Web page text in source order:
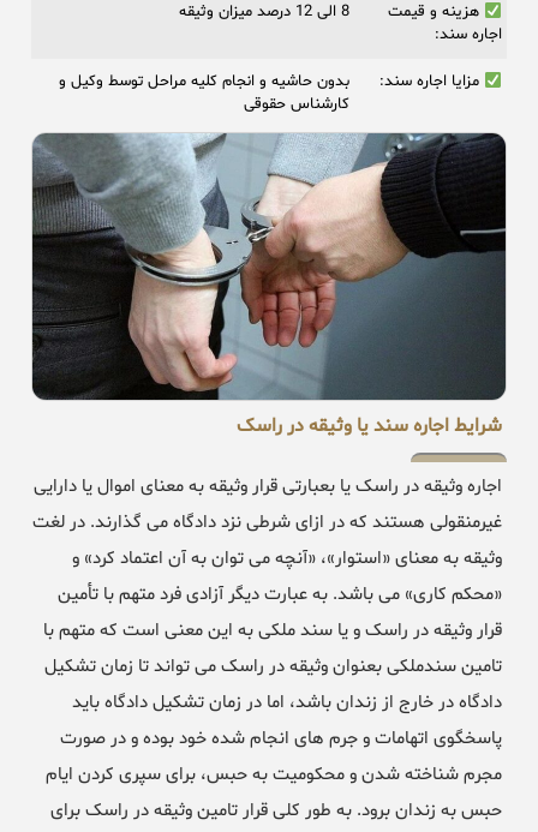
هزینه و قیمت
اجاره سند:
8 الی 12 درصد میزان وثیقه
مزایا اجاره سند:
بدون حاشیه و انجام کلیه مراحل توسط وکیل و
کارشناس حقوقی
شرایط اجاره سند یا وثیقه در راسک
اجاره وثیقه در راسک یا بعبارتی قرار وثیقه به معنای اموال یا دارایی
غیرمنقولی هستند که در ازای شرطی نزد دادگاه می گذارند. در لغت
وثیقه به معنای «استوار»، «آنچه می توان به آن اعتماد کرد» و
«محکم کاری» می باشد. به عبارت دیگر آزادی فرد متهم با تأمین
قرار وثیقه در راسک و یا سند ملکی به این معنی است که متهم با
تامین سندملکی بعنوان وثیقه در راسک می تواند تا زمان تشکیل
دادگاه در خارج از زندان باشد، اما در زمان تشکیل دادگاه باید
پاسخگوی اتهامات و جرم های انجام شده خود بوده و در صورت
مجرم شناخته شدن و محکومیت به حبس، برای سپری کردن ایام
حبس به زندان برود. به طور کلی قرار تامین وثیقه در راسک برای